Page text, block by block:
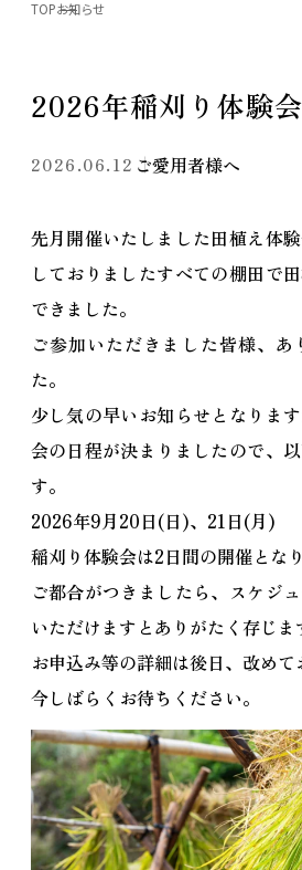
TOPお知らせ
2026年稲刈り体験
2026.06.12 ご愛用者様へ
先月開催いたしました田植え体
しておりましたすべての棚田で
できました。
ご参加いただきました皆様、あ
た。
少し気の早いお知らせとなりま
会の日程が決まりましたので、
す。
2026年9月20日(日)、21日(月)
稲刈り体験会は2日間の開催となり
ご都合がつきましたら、スケジ
いただけますとありがたく存じま
お申込み等の詳細は後日、改めて
今しばらくお待ちください。